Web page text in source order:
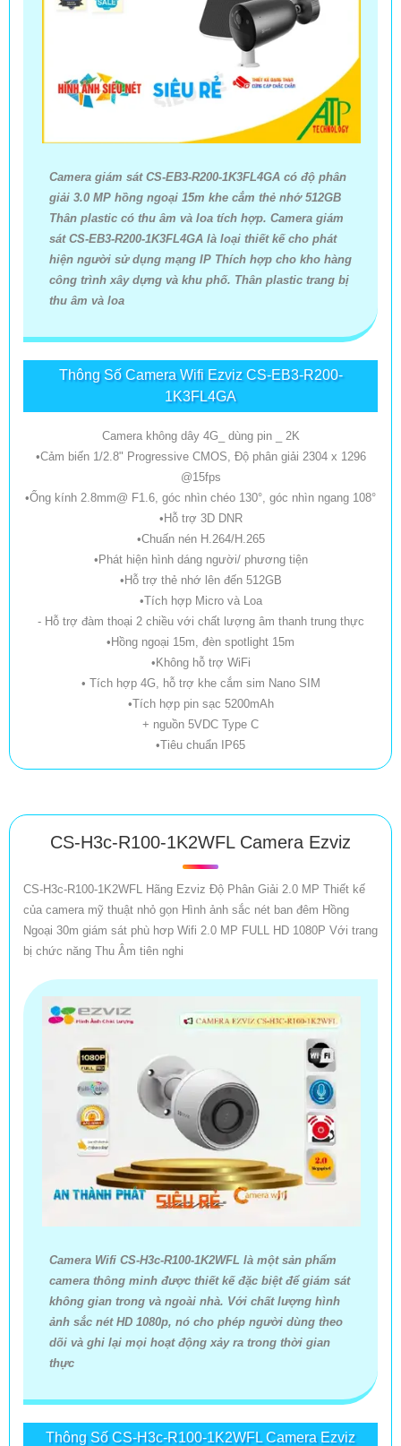
Camera giám sát CS-EB3-R200-1K3FL4GA có độ phân
giải 3.0 MP hồng ngoại 15m khe cắm thẻ nhớ 512GB
Thân plastic có thu âm và loa tích hợp. Camera giám
sát CS-EB3-R200-1K3FL4GA là loại thiết kế cho phát
hiện người sử dụng mạng IP Thích hợp cho kho hàng
công trình xây dựng và khu phố. Thân plastic trang bị
thu âm và loa
Thông Số Camera Wifi Ezviz CS-EB3-R200-
1K3FL4GA
Camera không dây 4G_ dùng pin _ 2K
•Cảm biến 1/2.8" Progressive CMOS, Độ phân giải 2304 x 1296
@15fps
•Ống kính 2.8mm@ F1.6, góc nhìn chéo 130°, góc nhìn ngang 108°
•Hỗ trợ 3D DNR
•Chuấn nén H.264/H.265
•Phát hiện hình dáng người/ phương tiện
•Hỗ trợ thẻ nhớ lên đến 512GB
•Tích hợp Micro và Loa
- Hỗ trợ đàm thoại 2 chiều với chất lượng âm thanh trung thực
•Hồng ngoại 15m, đèn spotlight 15m
•Không hỗ trợ WiFi
• Tích hợp 4G, hỗ trợ khe cắm sim Nano SIM
•Tích hợp pin sạc 5200mAh
+ nguồn 5VDC Type C
•Tiêu chuẩn IP65
CS-H3c-R100-1K2WFL Camera Ezviz
CS-H3c-R100-1K2WFL Hãng Ezviz Độ Phân Giải 2.0 MP Thiết kế
của camera mỹ thuật nhỏ gọn Hình ảnh sắc nét ban đêm Hồng
Ngoại 30m giám sát phù hơp Wifi 2.0 MP FULL HD 1080P Với trang
bị chức năng Thu Âm tiên nghi
Camera Wifi CS-H3c-R100-1K2WFL là một sản phẩm
camera thông minh được thiết kế đặc biệt để giám sát
không gian trong và ngoài nhà. Với chất lượng hình
ảnh sắc nét HD 1080p, nó cho phép người dùng theo
dõi và ghi lại mọi hoạt động xảy ra trong thời gian
thực
Thông Số CS-H3c-R100-1K2WFL Camera Ezviz